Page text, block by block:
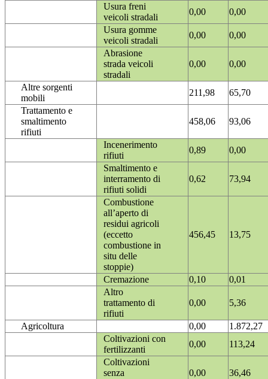
Usura freni
veicoli stradali
0,00
0,00
Usura gomme
veicoli stradali
0,00
0,00
Abrasione
strada veicoli
stradali
0,00 0,00
Altre sorgenti
mobili
211,98
65,70
Trattamento e
smaltimento
rifiuti
458,06 93,06
Incenerimento
rifiuti
0,89
0,00
Smaltimento e
interramento di
rifiuti solidi
0,62 73,94
Combustione
all’aperto di
residui agricoli
(eccetto
combustione in
situ delle
stoppie)
456,45 13,75
Cremazione 0,10
0,01
Altro
trattamento di
rifiuti
0,00 5,36
Agricoltura 0,00
1.872,27
Coltivazioni con
fertilizzanti
0,00
113,24
Coltivazioni
senza
0,00 36,46